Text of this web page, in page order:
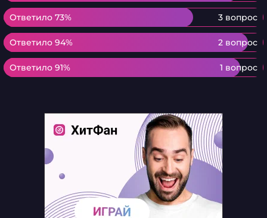
Ответило 73% 3 вопрос
Ответило 73%
Ответило 94% 2 вопрос
Ответило 94%
Ответило 91% 1 вопрос
Ответило 91%